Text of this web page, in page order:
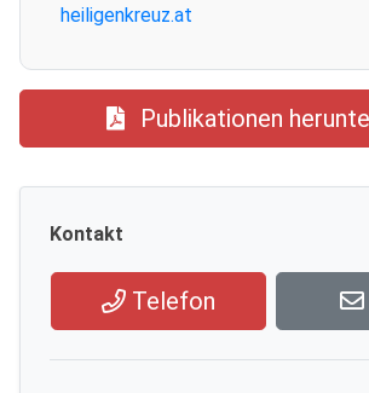
heiligenkreuz.at
Publikationen
Kontakt
Telefon